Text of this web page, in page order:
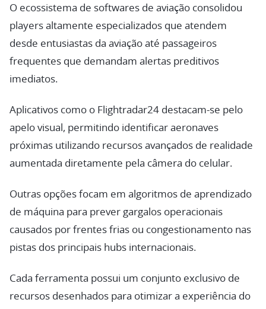
O ecossistema de softwares de aviação consolidou
players altamente especializados que atendem
desde entusiastas da aviação até passageiros
frequentes que demandam alertas preditivos
imediatos.
Aplicativos como o Flightradar24 destacam-se pelo
apelo visual, permitindo identificar aeronaves
próximas utilizando recursos avançados de realidade
aumentada diretamente pela câmera do celular.
Outras opções focam em algoritmos de aprendizado
de máquina para prever gargalos operacionais
causados por frentes frias ou congestionamento nas
pistas dos principais hubs internacionais.
Cada ferramenta possui um conjunto exclusivo de
recursos desenhados para otimizar a experiência do